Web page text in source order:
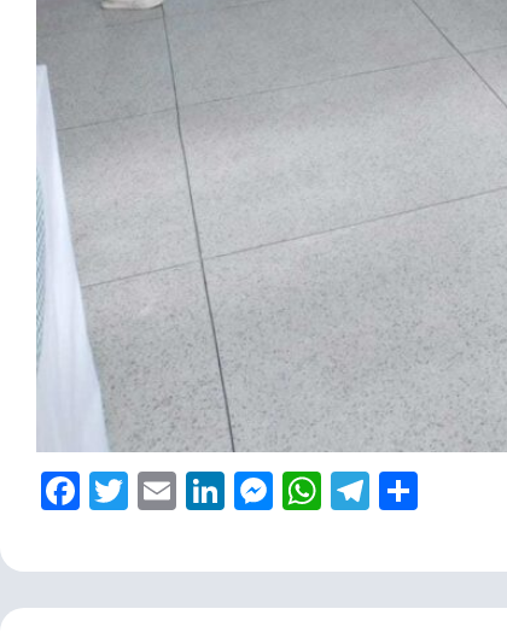
Facebook
Twitter
EmailLinkedIn
Messenger
WhatsApp
Telegram